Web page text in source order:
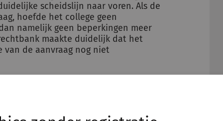
scheidslijn naar voren. Als de
hoefde het college geen
namelijk geen beperkingen meer
maakte duidelijk dat het
de aanvraag nog niet
besluit had genomen. De CRvB
noodzaak, adequaatheid en